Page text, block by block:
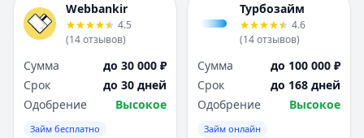
Webbankir
4.5
(14отзывов)
Сумма
до 30 000 ₽
Срок
до 30 дней
Одобрение
Высокое
Займ бесплатно
Турбозайм
4.6
(14отзывов)
Сумма
до 100 000 ₽
Срок
до 168 дней
Одобрение
Высокое
Займ онлайн